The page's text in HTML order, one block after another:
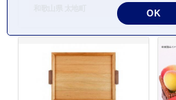
OK